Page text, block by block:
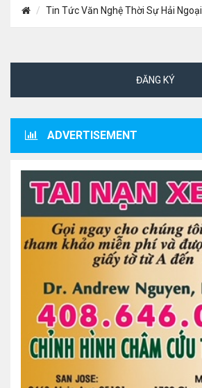
Tin Tức Văn Nghệ Thời Sự Hải Ngoại
ĐĂNG KÝ
ADVERTISEMENT